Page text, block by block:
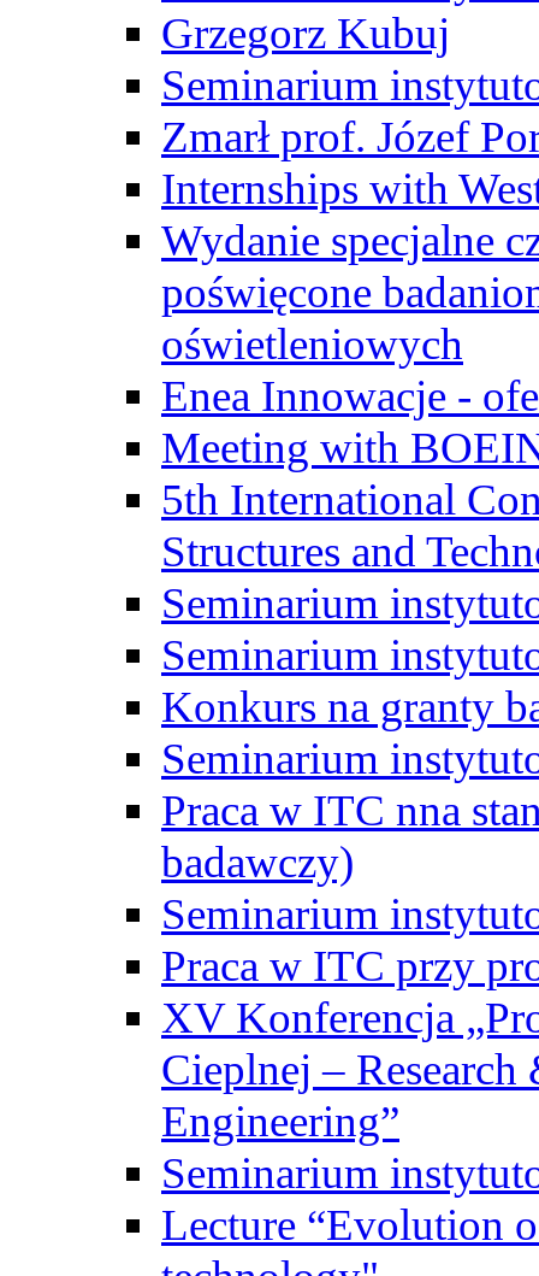
Grzegorz Kubuj
Seminarium
Zmarł prof. Józef
Internships with
Wydanie specjalne
poświęcone
oświetleniowych
Enea Innowacje -
Meeting with
5th International
Structures and
Seminarium
Seminarium
Konkurs na granty
Seminarium
Praca w ITC nna
badawczy)
Seminarium
Praca w ITC przy
XV Konferencja
Cieplnej –
Engineering”
Seminarium
Lecture “Evolution